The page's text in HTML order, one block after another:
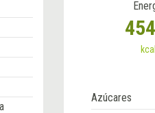
kcal
Azúcares